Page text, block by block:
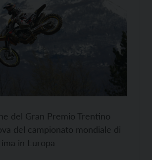
del Gran Premio Trentino
del campionato mondiale di
in Europa